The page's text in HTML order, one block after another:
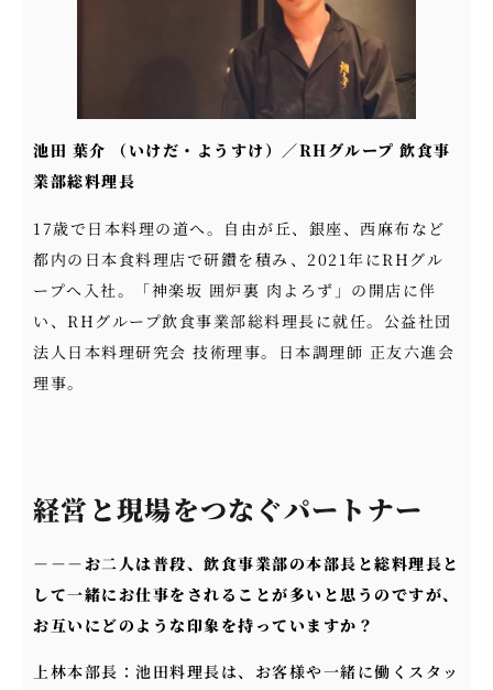
池田 葉介 （いけだ・ようすけ）／RHグループ 飲食事
業部総料理長
17歳で日本料理の道へ。自由が丘、銀座、西麻布など
都内の日本食料理店で研鑽を積み、2021年にRHグル
ープへ入社。「神楽坂 囲炉裏 肉よろず」の開店に伴
い、RHグループ飲食事業部総料理長に就任。公益社団
法人日本料理研究会 技術理事。日本調理師 正友六進会
理事。
経営と現場をつなぐパートナー
－－－お二人は普段、飲食事業部の本部長と総料理長と
して一緒にお仕事をされることが多いと思うのですが、
お互いにどのような印象を持っていますか？
上林本部長：池田料理長は、お客様や一緒に働くスタッ